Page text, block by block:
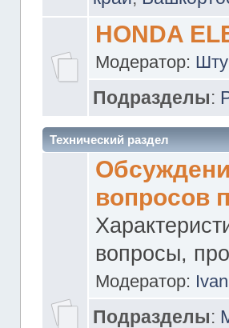
HONDA
Модератор:
Подразделы:
Технический раздел
вопросов
вопросы,
Модератор:
Подразделы: